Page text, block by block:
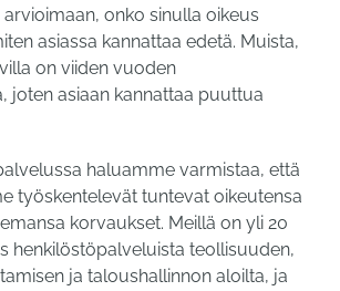
onko sinulla oikeus
asiassa kannattaa edetä. Muista,
on viiden vuoden
joten asiaan kannattaa puuttua
haluamme varmistaa, että
työskentelevät tuntevat oikeutensa
korvaukset. Meillä on yli 20
henkilöstöpalveluista teollisuuden,
ja taloushallinnon aloilta, ja